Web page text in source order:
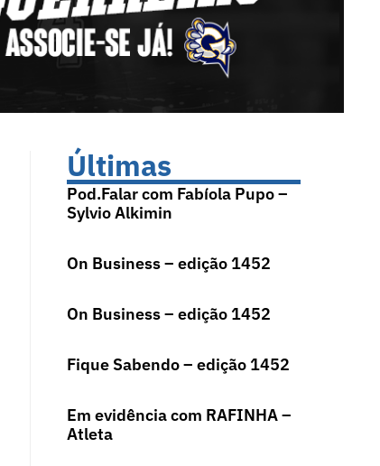
Últimas
Pod.Falar com Fabíola Pupo –
Sylvio Alkimin
On Business – edição 1452
On Business – edição 1452
Fique Sabendo – edição 1452
Em evidência com RAFINHA –
Atleta